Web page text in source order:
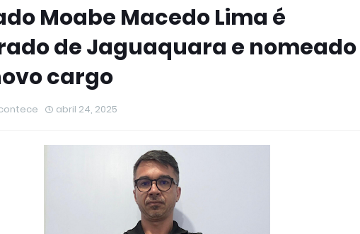
Moabe Macedo Lima é
de Jaguaquara e nomeado
cargo
abril 24, 2025